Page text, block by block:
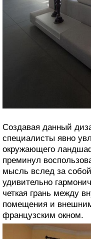
Создавая данный
специалисты явно
окружающего
преминул
мысль вслед за
удивительно
четкая грань между
помещения и
французским окном.